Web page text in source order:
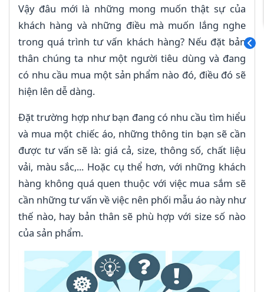
Vậy đâu mới là những mong muốn thật sự của
khách hàng và những điều mà muốn lắng nghe
trong quá trình tư vấn khách hàng? Nếu đặt bản
thân chúng ta như một người tiêu dùng và đang
có nhu cầu mua một sản phẩm nào đó, điều đó sẽ
hiện lên dễ dàng.
Đặt trường hợp như bạn đang có nhu cầu tìm hiểu
và mua một chiếc áo, những thông tin bạn sẽ cần
được tư vấn sẽ là: giá cả, size, thông số, chất liệu
vải, màu sắc,... Hoặc cụ thể hơn, với những khách
hàng không quá quen thuộc với việc mua sắm sẽ
cần những tư vấn về việc nên phối mẫu áo này như
thế nào, hay bản thân sẽ phù hợp với size số nào
của sản phẩm.